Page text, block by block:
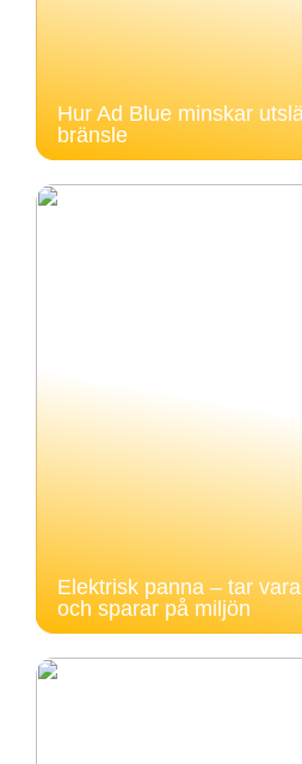
Hur Ad Blue minskar
bränsle
Elektrisk panna – tar
och sparar på miljön